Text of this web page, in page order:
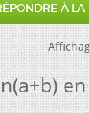
À